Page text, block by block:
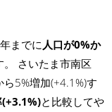
までに 人口が0%か
さいたま市南区
5%増加(+4.1%)す
(+3.1%)と比較してや